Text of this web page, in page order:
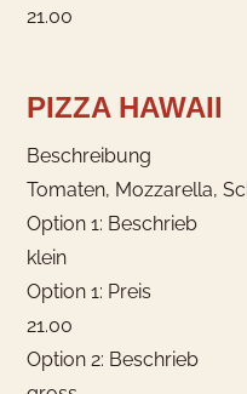
21.00
PIZZA HAWAII
Beschreibung
Tomaten, Mozzarella,
Option 1: Beschrieb
klein
Option 1: Preis
21.00
Option 2: Beschrieb